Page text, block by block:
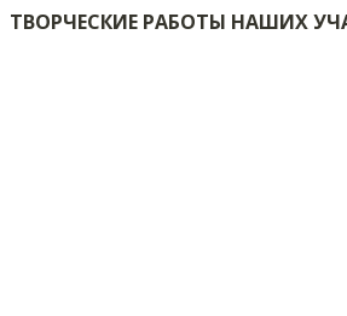
ТВОРЧЕСКИЕ РАБОТЫ НАШИХ